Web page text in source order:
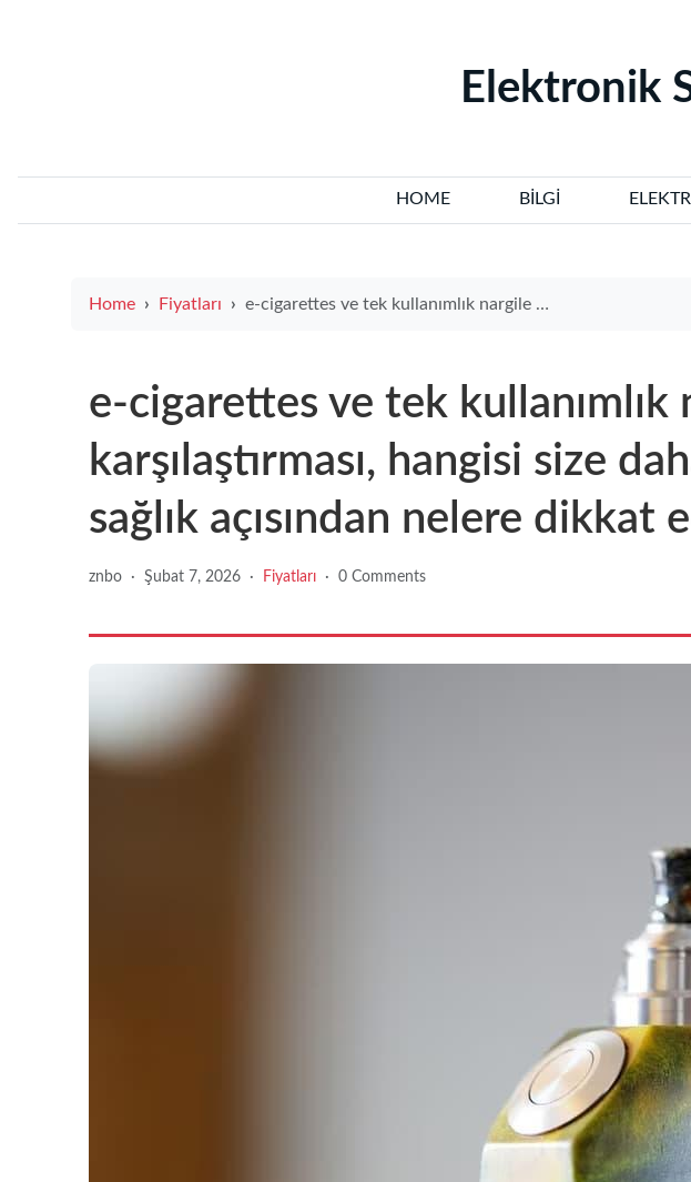
‌Elektronik
HOME BILGI
Home Fiyatları e-cigarettes ve tek kullanımlık nargile karşılaştırması, hangisi size daha uygun ve sağlık açısından nelere dikkat edilmeli
e-cigarettes ve tek kullanımlık
karşılaştırması, hangisi size
sağlık açısından nelere dikkat
znbo · Şubat 7, 2026 · Fiyatları · 0 Comments